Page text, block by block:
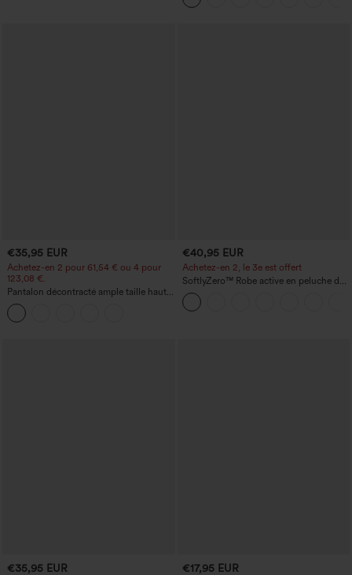
€35,95 EUR
Achetez-en 2 pour 61,54 € ou 4 pour
123,08 €.
Pantalon décontracté ample taille haute
à jambes larges, avec poches
€40,95 EUR
Achetez-en 2, le 3e est offert
SoftlyZero™ Robe active en peluche dos
nu — Édition Hyper Facile
€35,95 EUR €17,95 EUR